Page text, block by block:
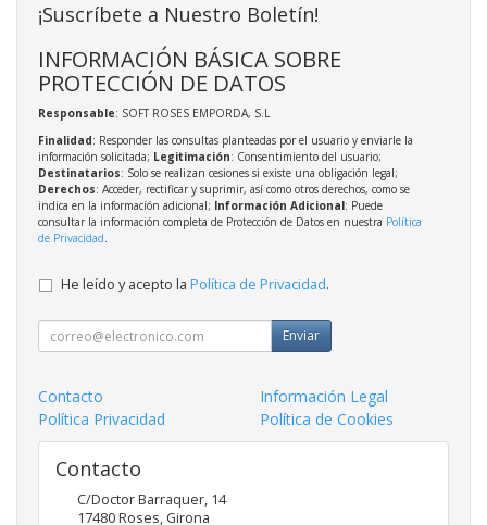
¡Suscríbete a Nuestro Boletín!
INFORMACIÓN BÁSICA SOBRE
PROTECCIÓN DE DATOS
Responsable: SOFT ROSES EMPORDA, S.L
Finalidad: Responder las consultas planteadas por el usuario y enviarle la
información solicitada; Legitimación: Consentimiento del usuario;
Destinatarios: Solo se realizan cesiones si existe una obligación legal;
Derechos: Acceder, rectificar y suprimir, así como otros derechos, como se
indica en la información adicional; Información Adicional: Puede
consultar la información completa de Protección de Datos en nuestra Política
de Privacidad.
He leído y acepto la Política de Privacidad.
Enviar
Contacto
Información Legal
Política Privacidad
Política de Cookies
Contacto
C/Doctor Barraquer, 14
17480Roses, Girona